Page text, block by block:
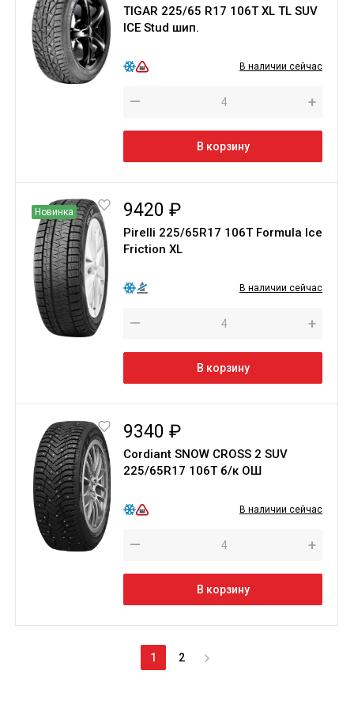
TIGAR 225/65 R17 106T XL TL SUV
ICE Stud шип.
В наличии сейчас
— +
В корзину
Новинка 9420 ₽
Pirelli 225/65R17 106T Formula Ice
Friction XL
В наличии сейчас
— +
В корзину
9340 ₽
Cordiant SNOW CROSS 2 SUV
225/65R17 106Т б/к ОШ
В наличии сейчас
— +
В корзину
1 2